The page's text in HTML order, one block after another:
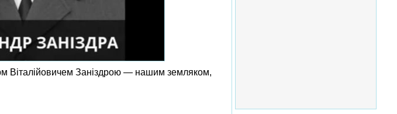
Віталійовичем Заніздрою — нашим земляком,